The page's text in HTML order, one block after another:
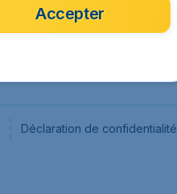
Déclaration de confidentialité
Accepter